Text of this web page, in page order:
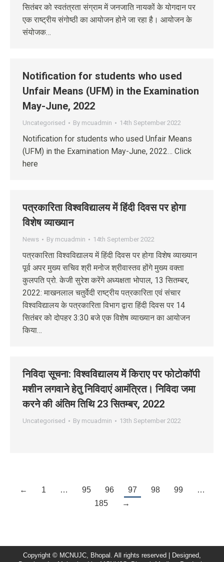
सितंबर को स्वतंत्रता संग्राम में जनजाति नायकों के योगदान पर
एक राष्ट्रीय संगोष्ठी का आयोजन होने जा रहा है। आयोजन के
संयोजक…
Notification for students who used
Unfair Means (UFM) in the Examination
May-June, 2022
Uncategorised By mcuadmin 14th September 2022
Notification for students who used Unfair Means
(UFM) in the Examination May-June, 2022… Click
here
पत्रकारिता विश्वविद्यालय में हिंदी दिवस पर होगा
विशेष व्याख्यान
News By mcuadmin 14th September 2022
पत्रकारिता विश्वविद्यालय में हिंदी दिवस पर होगा विशेष व्याख्यान
पूर्व अपर मुख्य सचिव श्री मनोज श्रीवास्तव होंगे मुख्य वक्ता
कुलपति प्रो. केजी सुरेश करेंगे अध्यक्षता भोपाल, 13 सितम्बर,
2022: माखनलाल चतुर्वेदी राष्ट्रीय पत्रकारिता एवं संचार
विश्वविद्यालय के पत्रकारिता विभाग द्वारा हिंदी दिवस पर 14
सितंबर को दोपहर 3:30 बजे एक विशेष व्याख्यान का आयोजन
किया…
निविदा सूचना: विश्‍वविद्यालय में किराए पर फोटोकॉपी
मशीन लगवाने हेतु निविदाएं आमंत्रित। निविदा जमा
करने की अंतिम तिथि 23 सितम्‍बर, 2022
Uncategorised By mcuadmin 13th September 2022
← 1 … 95 96 97 98 99
…
185
→
Copyright © MCNUJC, Bhopal. All rights reserved | Designed,